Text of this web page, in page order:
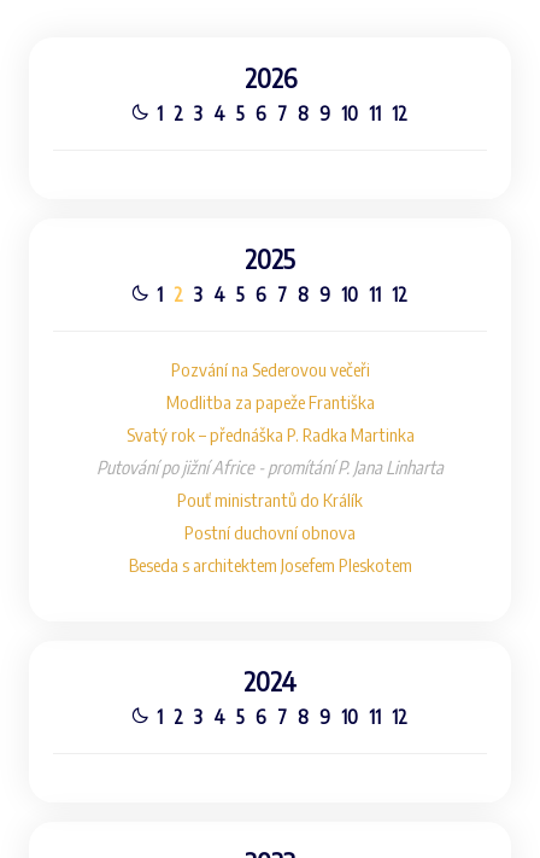
2026
1 2 3 4 5 6 7 8 9 10 11 12
2025
1 2 3 4 5 6 7 8 9 10 11 12
Pozvání na Sederovou večeři
Modlitba za papeže Františka
Svatý rok – přednáška P. Radka Martinka
Putování po jižní Africe - promítání P. Jana Linharta
Pouť ministrantů do Králík
Postní duchovní obnova
Beseda s architektem Josefem Pleskotem
2024
1 2 3 4 5 6 7 8 9 10 11 12